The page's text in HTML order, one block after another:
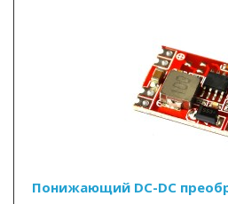
Понижающий DC-DC